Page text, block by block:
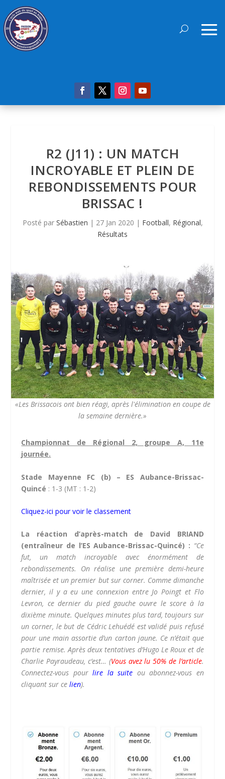
R2 (J11) : UN MATCH
INCROYABLE ET PLEIN DE
REBONDISSEMENTS POUR
BRISSAC !
Posté par Sébastien | 27 Jan 2020 | Football, Régional,
Résultats
«Les Brissacois ont bien réagi, après l'élimination en coupe de
la semaine dernière.»
Championnat de Régional 2, groupe A, 11e
journée.
Stade Mayenne FC (b) – ES Aubance-Brissac-
Quincé : 1-3 (MT : 1-2)
Cliquez-ici pour voir le classement
La réaction d’après-match de David BRIAND
(entraîneur de l’ES Aubance-Brissac-Quincé) : “Ce
fut, un match incroyable avec énormément de
rebondissements. On réalise une première demi-heure
maîtrisée et un premier but sur corner. Comme dimanche
dernier, il y a eu une connexion entre Jo Poingt et Flo
Levron, ce dernier du pied gauche ouvre le score à la
dixième minute. Quelques minutes plus tard, toujours sur
un corner, le but de Cédric Lehuédé est validé puis refusé
pour une main assortie d’un carton jaune. Ce n’était que
partie remise. Après deux tentatives d’Hugo Le Roux et de
Charlie Payraudeau, c’est… (Vous avez lu 50% de l’article.
Connectez-vous pourlire la suite ou abonnez-vous en
cliquant sur celien).